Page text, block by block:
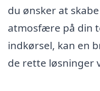
du ønsker at
atmosfære på din
indkørsel, kan en
de rette løsninger